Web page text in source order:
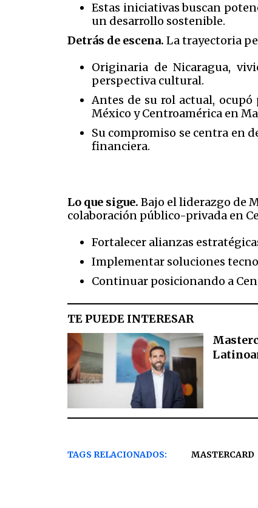
Estas iniciativas buscan
un desarrollo sostenible.
Detrás de escena. La trayectoria
Originaria de Nicaragua,
perspectiva cultural.
Antes de su rol actual,
México y Centroamérica en
Su compromiso se centra en
financiera.
Lo que sigue. Bajo el liderazgo de
colaboración público-privada en
Fortalecer alianzas
Implementar soluciones
Continuar posicionando a
TE PUEDE INTERESAR
TAGS RELACIONADOS: MASTERCARD